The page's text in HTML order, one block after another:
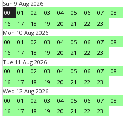
Sun 9 Aug 2026
00
01 02 03 04 05 06 07 08
16
17 18 19 20 21 22
23
Mon 10 Aug 2026
00
01 02 03 04 05 06 07 08
16
17 18 19 20 21 22
23
Tue 11 Aug 2026
00
01 02 03 04 05 06 07 08
16
17 18 19 20 21 22
23
Wed 12 Aug 2026
00
01 02 03 04 05 06 07 08
16
17 18 19 20 21 22
23